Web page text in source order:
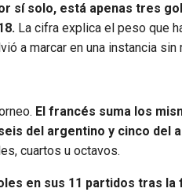
sí solo, está apenas tres
La cifra explica el peso que
a marcar en una instancia sin
El francés suma los
del argentino y cinco del
cuartos u octavos.
en sus 11 partidos tras